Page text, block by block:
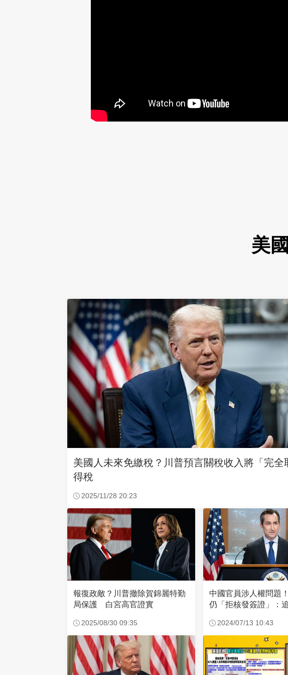
美
美國人未來免繳稅？川普預言關稅收入將「完全
得稅
2025/11/28 20:23
報復政敵？川普撤除賀錦麗特勤
局保護 白宮高官證實
2025/08/30 09:35
中國官員涉人權問題
仍「拒核發簽證」：
2024/07/13 10:43